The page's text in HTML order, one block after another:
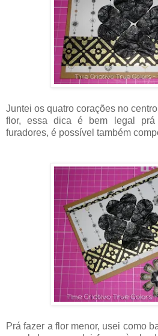
Juntei os quatro corações no
flor, essa dica é bem legal prá
furadores, é possível também
Prá fazer a flor menor, usei como